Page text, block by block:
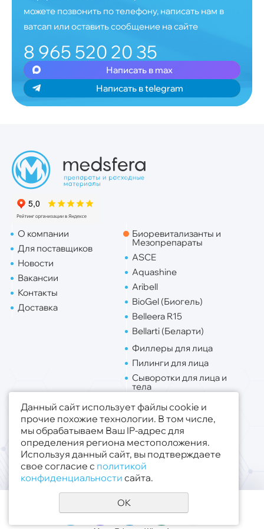
можете позвонить по телефону, написать нам в
ватсап или оставить сообщение на сайте
8 965 520 20 35
Написать в max
Написать в telegram
О компании
Для поставщиков
Новости
Вакансии
Контакты
Доставка
Биоревитализанты и
Мезопрепараты
ASCE
Aquashine
Aribell
BioGel (Биогель)
Belleera R15
Bellarti (Беларти)
Филлеры для лица
Пилинги для лица
Сыворотки для лица и
тела
Липо. для лица
Липо. для тела
Публичная оферта
Политика конфиденциальности
© 2019 - 2026 ООО «Медсфера Трейд»
Все права защищены
Данный сайт использует файлы cookie и
прочие похожие технологии. В том числе,
мы обрабатываем Ваш IP-адрес для
определения региона местоположения.
Используя данный сайт, вы подтверждаете
свое согласие с политикой
конфиденциальности сайта.
OK